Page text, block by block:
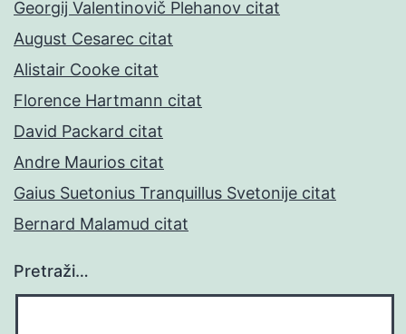
Georgij Valentinovič Plehanov citat
August Cesarec citat
Alistair Cooke citat
Florence Hartmann citat
David Packard citat
Andre Maurios citat
Gaius Suetonius Tranquillus Svetonije citat
Bernard Malamud citat
Pretraži…